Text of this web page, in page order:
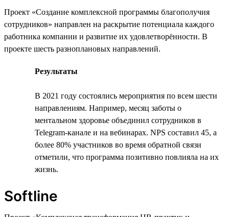
Проект «Создание комплексной программы благополучия
сотрудников» направлен на раскрытие потенциала каждого
работника компании и развитие их удовлетворённости. В
проекте шесть разноплановых направлений.
Результаты
В 2021 году состоялись мероприятия по всем шести
направлениям. Например, месяц заботы о
ментальном здоровье объединил сотрудников в
Telegram-канале и на вебинарах. NPS составил 45, а
более 80% участников во время обратной связи
отметили, что программа позитивно повлияла на их
жизнь.
Softline